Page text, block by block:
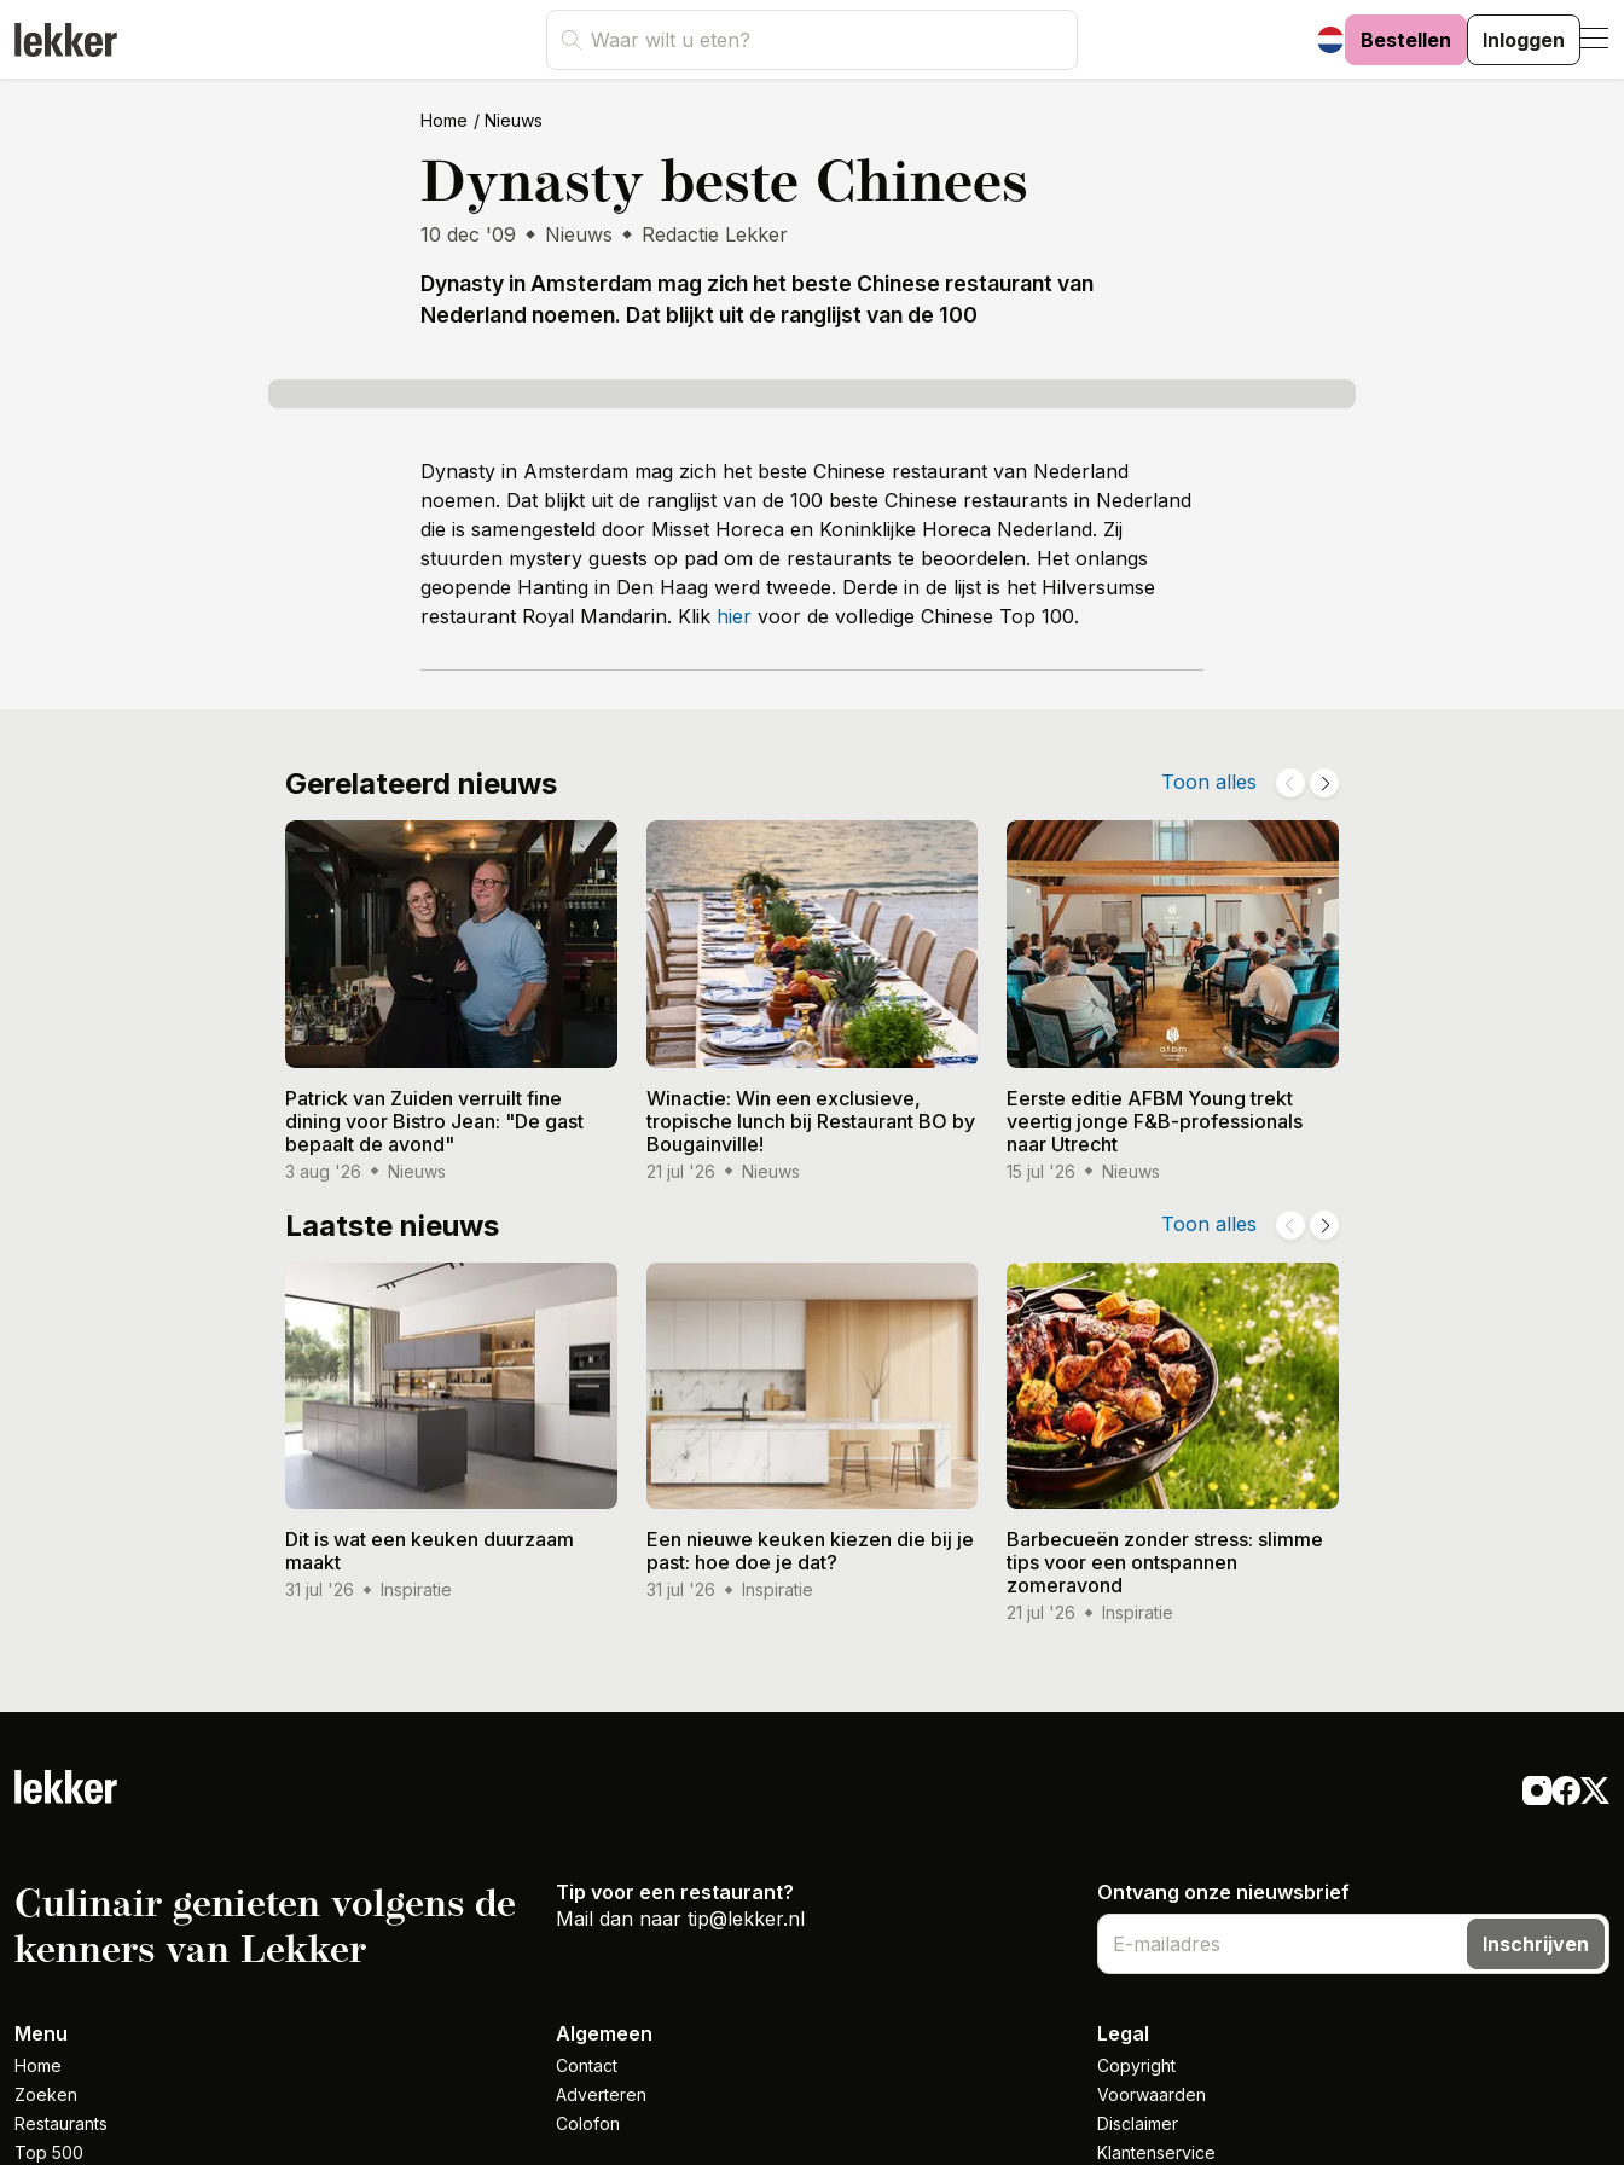
Bestellen Inloggen
Home Nieuws
Dynasty beste Chinees
10 dec '09 Nieuws Redactie Lekker
Dynasty in Amsterdam mag zich het beste Chinese restaurant van
Nederland noemen. Dat blijkt uit de ranglijst van de 100
Dynasty in Amsterdam mag zich het beste Chinese restaurant van Nederland
noemen. Dat blijkt uit de ranglijst van de 100 beste Chinese restaurants in Nederland
die is samengesteld door Misset Horeca en Koninklijke Horeca Nederland. Zij
stuurden mystery guests op pad om de restaurants te beoordelen. Het onlangs
geopende Hanting in Den Haag werd tweede. Derde in de lijst is het Hilversumse
restaurant Royal Mandarin. Klik hier voor de volledige Chinese Top 100.
Gerelateerd nieuws Toon alles
Patrick van Zuiden verruilt fine
dining voor Bistro Jean: "De gast
bepaalt de avond"
3 aug '26 Nieuws
Winactie: Win een exclusieve,
tropische lunch bij Restaurant BO by
Bougainville!
21 jul '26 Nieuws
Eerste editie AFBM Young trekt
veertig jonge F&B-professionals
naar Utrecht
15 jul '26 Nieuws
Laatste nieuws Toon alles
Dit is wat een keuken duurzaam
maakt
31 jul '26 Inspiratie
Een nieuwe keuken kiezen die bij je
past: hoe doe je dat?
31 jul '26 Inspiratie
Barbecueën zonder stress: slimme
tips voor een ontspannen
zomeravond
21 jul '26 Inspiratie
Culinair genieten volgens de
kenners van Lekker
Tip voor een restaurant?
Mail dan naar tip@lekker.nl
Ontvang onze nieuwsbrief
Inschrijven
Menu
Home
Zoeken
Restaurants
Top 500
Algemeen
Contact
Adverteren
Colofon
Legal
Copyright
Voorwaarden
Disclaimer
Klantenservice